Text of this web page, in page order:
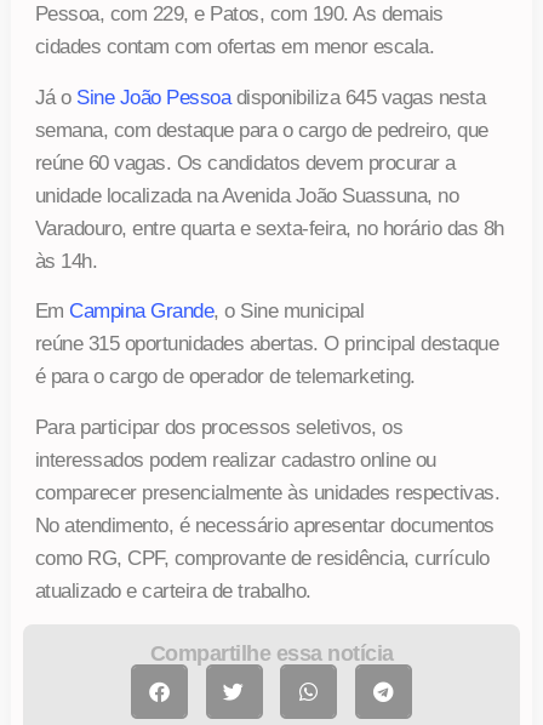
Pessoa, com 229, e Patos, com 190. As demais
cidades contam com ofertas em menor escala.
Já o Sine João Pessoadisponibiliza 645 vagas nesta
semana, com destaque para o cargo de pedreiro, que
reúne 60 vagas. Os candidatos devem procurar a
unidade localizada na Avenida João Suassuna, no
Varadouro, entre quarta e sexta-feira, no horário das 8h
às 14h.
Em Campina Grande, o Sine municipal
reúne 315 oportunidades abertas. O principal destaque
é para o cargo de operador de telemarketing.
Para participar dos processos seletivos, os
interessados podem realizar cadastro online ou
comparecer presencialmente às unidades respectivas.
No atendimento, é necessário apresentar documentos
como RG, CPF, comprovante de residência, currículo
atualizado e carteira de trabalho.
Compartilhe essa notícia